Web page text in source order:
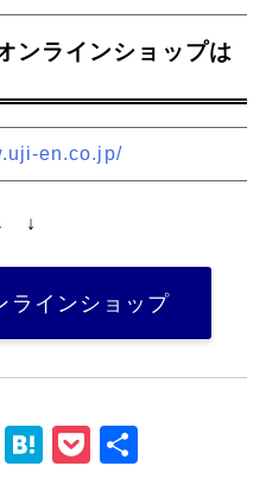
ンラインショップは
en.co.jp/
↓
ラインショップ
Li
H
P